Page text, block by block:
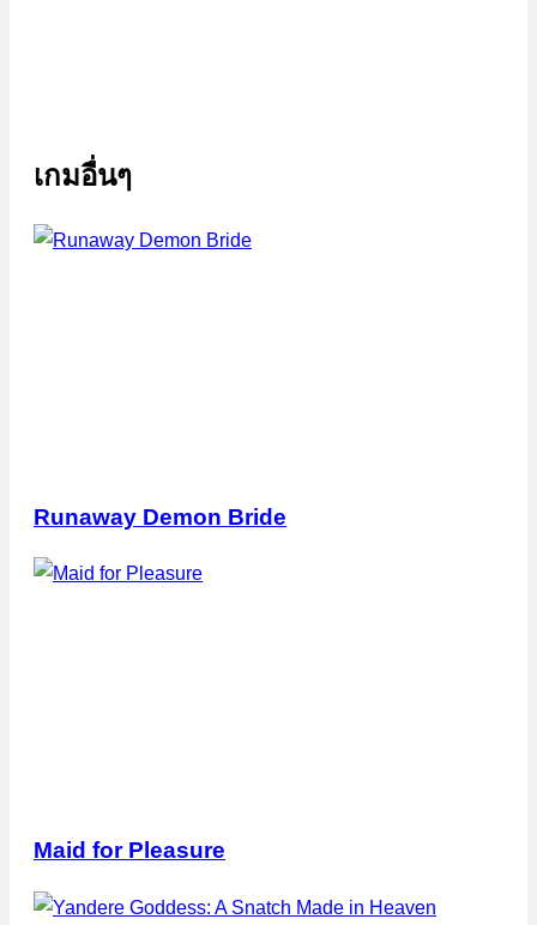
เกมอื่นๆ
Runaway Demon Bride
Maid for Pleasure